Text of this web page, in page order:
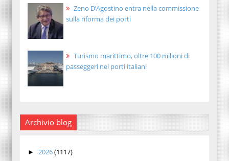
Zeno D’Agostino entra nella commissione
sulla riforma dei porti
Turismo marittimo, oltre 100 milioni di
passeggeri nei porti italiani
Archivio blog
► 2026(1117)